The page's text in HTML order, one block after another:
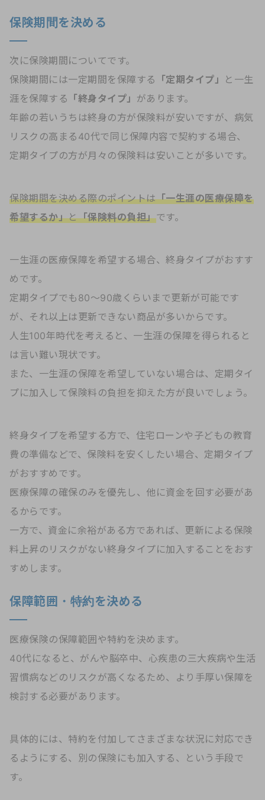
保険期間を決める
次に保険期間についてです。
保険期間には一定期間を保障する
「定期タイプ」
と一生
涯を保障する 「終身タイプ」 があります。
年齢の若いうちは終身の方が保険料が安いですが、病気
リスクの高まる40代で同じ保障内容で契約する場合、
定期タイプの方が月々の保険料は安いことが多いです。
保険期間を決める際のポイントは「一生涯の医療保障を
希望するか」と「保険料の負担」です。
一生涯の医療保障を希望する場合、終身タイプがおすす
めです。
定期タイプでも80〜90歳くらいまで更新が可能です
が、それ以上は更新できない商品が多いからです。
人生100年時代を考えると、一生涯の保障を得られると
は言い難い現状です。
また、一生涯の保障を希望していない場合は、定期タイ
プに加入して保険料の負担を抑えた方が良いでしょう。
終身タイプを希望する方で、住宅ローンや子どもの教育
費の準備などで、保険料を安くしたい場合、定期タイプ
がおすすめです。
医療保障の確保のみを優先し、他に資金を回す必要があ
るからです。
一方で、資金に余裕がある方であれば、更新による保険
料上昇のリスクがない終身タイプに加入することをおす
すめします。
保障範囲・特約を決める
医療保険の保障範囲や特約を決めます。
40代になると、がんや脳卒中、心疾患の三大疾病や生活
習慣病などのリスクが高くなるため、より手厚い保障を
検討する必要があります。
具体的には、特約を付加してさまざまな状況に対応でき
るようにする、別の保険にも加入する、という手段で
す。